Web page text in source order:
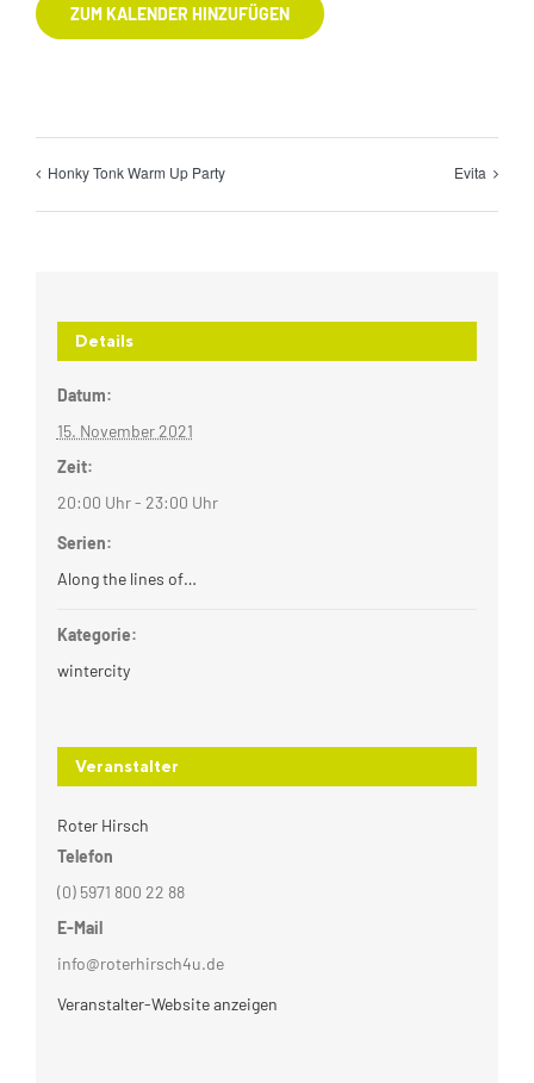
ZUM KALENDER HINZUFÜGEN
Honky Tonk Warm Up Party Evita
Details
Datum:
15. November 2021
Zeit:
20:00 Uhr - 23:00 Uhr
Serien:
Along the lines of…
Kategorie:
wintercity
Veranstalter
Roter Hirsch
Telefon
(0) 5971 800 22 88
E-Mail
info@roterhirsch4u.de
Veranstalter-Website anzeigen